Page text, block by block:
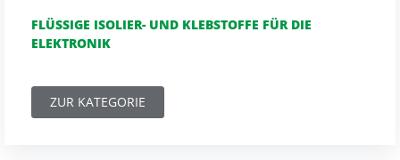
FLÜSSIGE ISOLIER- UND KLEBSTOFFE FÜR DIE
ELEKTRONIK
ZUR KATEGORIE